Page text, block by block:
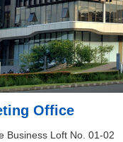
Office
Business Loft No. 01-02